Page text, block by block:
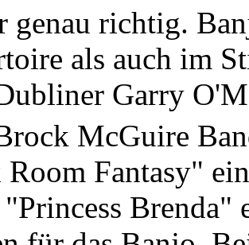
genau richtig.
als auch im
Garry
McGuire
Fantasy"
"Princess Brenda"